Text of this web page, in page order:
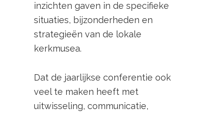
inzichten gaven in de specifieke
situaties, bijzonderheden en
strategieën van de lokale
kerkmusea.
Dat de jaarlijkse conferentie ook
veel te maken heeft met
uitwisseling, communicatie,